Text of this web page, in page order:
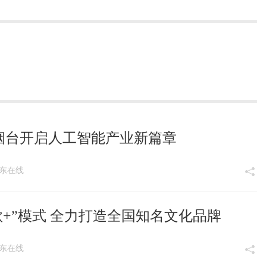
台开启人工智能产业新篇章
在线
模式 全力打造全国知名文化品牌
在线